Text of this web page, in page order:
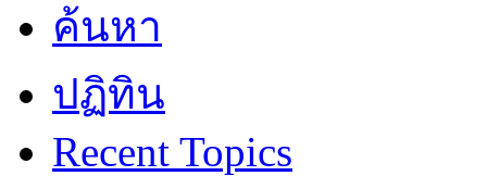
ค้นหา
ปฏิทิน
Recent Topics